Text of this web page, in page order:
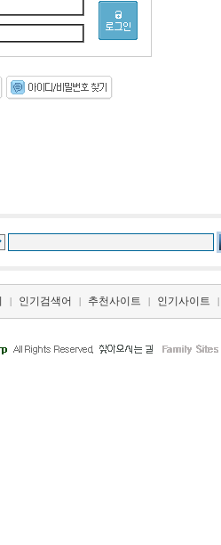
| 인기검색어 | 추천사이트 | 인기사이트 |